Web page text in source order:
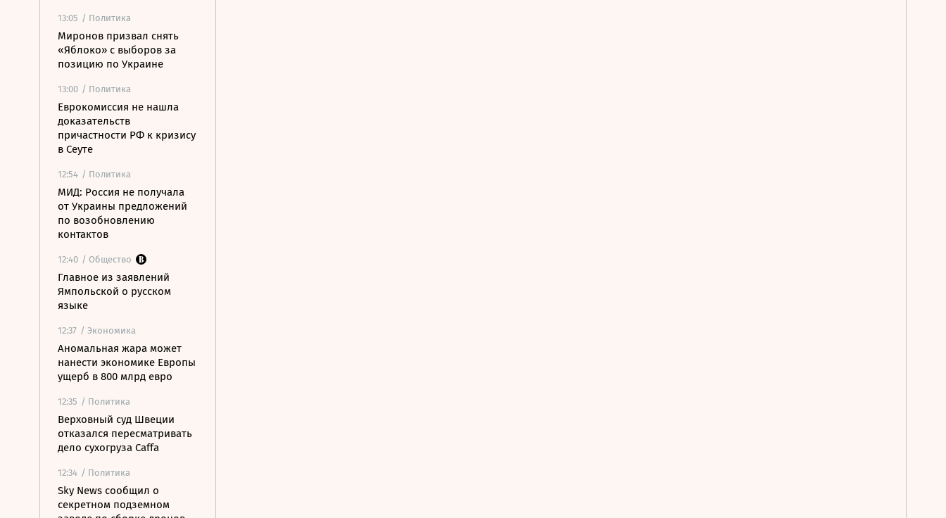
13:05 / Политика
Миронов призвал снять
«Яблоко» с выборов за
позицию по Украине
13:00 / Политика
Еврокомиссия не нашла
доказательств
причастности РФ к кризису
в Сеуте
12:54 / Политика
МИД: Россия не получала
от Украины предложений
по возобновлению
контактов
12:40 / Общество
Главное из заявлений
Ямпольской о русском
языке
12:37 / Экономика
Аномальная жара может
нанести экономике Европы
ущерб в 800 млрд евро
12:35 / Политика
Верховный суд Швеции
отказался пересматривать
дело сухогруза Caffa
12:34 / Политика
Sky News сообщил о
секретном подземном